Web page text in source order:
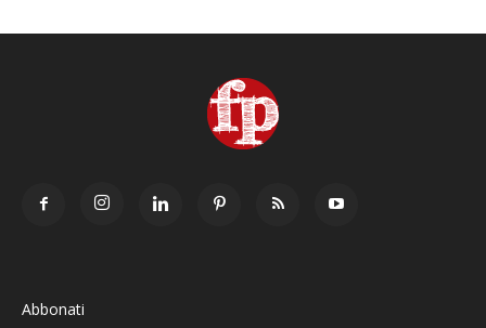
Abbonati